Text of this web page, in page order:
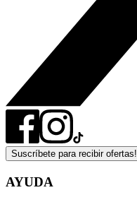
Suscríbete para recibir ofertas!
AYUDA